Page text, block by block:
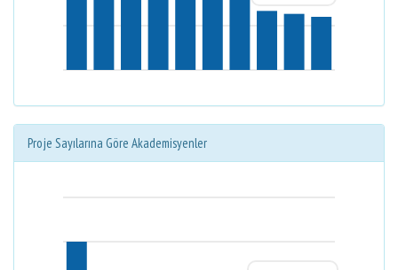
Proje Sayılarına Göre Akademisyenler